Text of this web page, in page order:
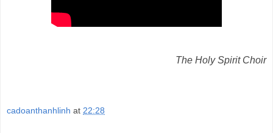
The Holy Spirit Choir
cadoanthanhlinh at 22:28